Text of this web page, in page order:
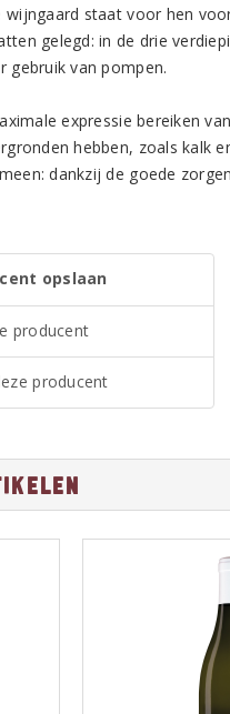
wijngaard staat voor hen
gelegd: in de drie
gebruik van pompen.
expressie bereiken
hebben, zoals kalk
dankzij de goede
opslaan
producent
producent